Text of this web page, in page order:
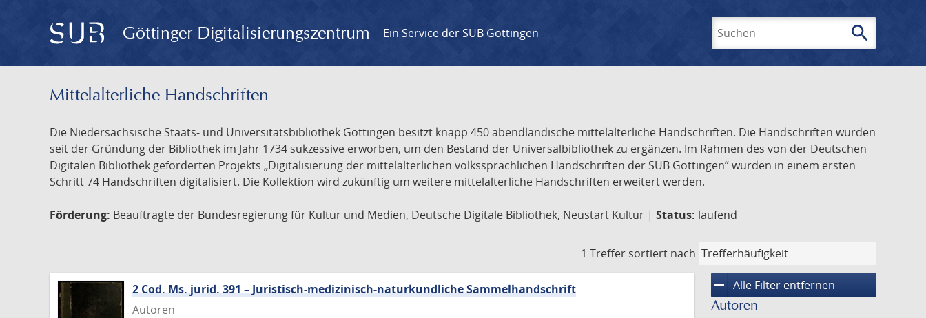
Göttinger Digitalisierungszentrum Ein Service der SUB Göttingen search
Mittelalterliche Handschriften
Die Niedersächsische Staats- und Universitätsbibliothek Göttingen besitzt knapp 450 abendländische mittelalterliche Handschriften. Die Handschriften wurden
seit der Gründung der Bibliothek im Jahr 1734 sukzessive erworben, um den Bestand der Universalbibliothek zu ergänzen. Im Rahmen des von der Deutschen
Digitalen Bibliothek geförderten Projekts „Digitalisierung der mittelalterlichen volkssprachlichen Handschriften der SUB Göttingen“ wurden in einem ersten
Schritt 74 Handschriften digitalisiert. Die Kollektion wird zukünftig um weitere mittelalterliche Handschriften erweitert werden.
Förderung: Beauftragte der Bundesregierung für Kultur und Medien, Deutsche Digitale Bibliothek, Neustart Kultur | Status: laufend
1 Treffer sortiert nach
remove Alle Filter entfernen
Autoren
2 Cod. Ms. jurid. 391 – Juristisch-medizinisch-naturkundliche Sammelhandschrift
Autoren